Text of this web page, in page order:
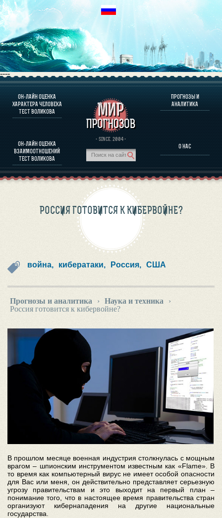
----
ОН-ЛАЙН ОЦЕНКА
ХАРАКТЕРА ЧЕЛОВЕКА
ТЕСТ ВОЛИКОВА
ОН-ЛАЙН ОЦЕНКА
ВЗАИМООТНОШЕНИЙ
ТЕСТ ВОЛИКОВА
· SINCE. 2004 ·
ПРОГНОЗЫ И
АНАЛИТИКА
О НАС
О ПРОГРАММЕ
ОЦЕНКА ХАРАКТЕРA ЧЕЛОВЕКА
ОЦЕНКА ХАРАКТЕРА ВЫДАЮЩИХСЯ ЛИЧНОСТЕЙ
О ПРОГРАММЕ
ПРОГНОЗЫ И АНАЛИТИКА
РОССИЯ ГОТОВИТСЯ К КИБЕРВОЙНЕ?
война, кибератаки, Россия, США
Прогнозы и аналитика › Наука и техника
›
Россия готовится к кибервойне?
В прошлом месяце военная индустрия столкнулась с мощным
врагом – шпионским инструментом известным как «Flame». В
то время как компьютерный вирус не имеет особой опасности
для Вас или меня, он действительно представляет серьезную
угрозу правительствам и это выходит на первый план –
понимание того, что в настоящее время правительства стран
организуют кибернападения на другие национальные
государства.